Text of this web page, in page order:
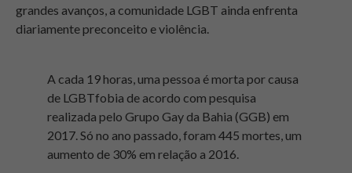
grandes avanços, a comunidade LGBT ainda enfrenta
diariamente preconceito e violência.
A cada 19 horas, uma pessoa é morta por causa
de LGBTfobia de acordo com pesquisa
realizada pelo Grupo Gay da Bahia (GGB) em
2017. Só no ano passado, foram 445 mortes, um
aumento de 30% em relação a 2016.